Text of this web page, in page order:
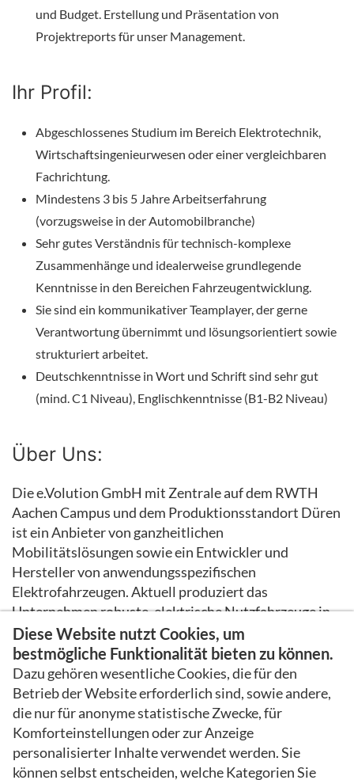
und Budget. Erstellung und Präsentation von
Projektreports für unser Management.
Ihr Profil:
Abgeschlossenes Studium im Bereich Elektrotechnik,
Wirtschaftsingenieurwesen oder einer vergleichbaren
Fachrichtung.
Mindestens 3 bis 5 Jahre Arbeitserfahrung
(vorzugsweise in der Automobilbranche)
Sehr gutes Verständnis für technisch-komplexe
Zusammenhänge und idealerweise grundlegende
Kenntnisse in den Bereichen Fahrzeugentwicklung.
Sie sind ein kommunikativer Teamplayer, der gerne
Verantwortung übernimmt und lösungsorientiert sowie
strukturiert arbeitet.
Deutschkenntnisse in Wort und Schrift sind sehr gut
(mind. C1 Niveau), Englischkenntnisse (B1-B2 Niveau)
Über Uns:
Die e.Volution GmbH mit Zentrale auf dem RWTH
Aachen Campus und dem Produktionsstandort Düren
ist ein Anbieter von ganzheitlichen
Mobilitätslösungen sowie ein Entwickler und
Hersteller von anwendungsspezifischen
Elektrofahrzeugen. Aktuell produziert das
Unternehmen robuste, elektrische Nutzfahrzeuge in
Serie und entwickelt eine maximal nachhaltige
Fahrzeugplattform für neue Mobilitäts- und
Fahrzeuglösungen.
Bitte richten Sie Ihre Bewerbung an:
Human Resources
T +49 241 47576 0
Diese Website nutzt Cookies, um
bestmögliche Funktionalität bieten zu können.
Dazu gehören wesentliche Cookies, die für den
Betrieb der Website erforderlich sind, sowie andere,
die nur für anonyme statistische Zwecke, für
Komforteinstellungen oder zur Anzeige
personalisierter Inhalte verwendet werden. Sie
können selbst entscheiden, welche Kategorien Sie